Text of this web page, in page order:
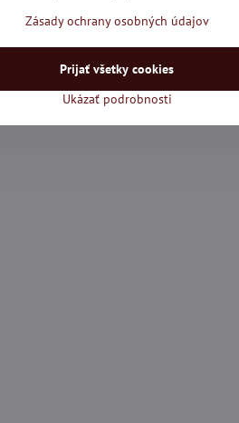
Zásady ochrany osobných údajov
Ukázať podrobnosti
Prijať všetky cookies